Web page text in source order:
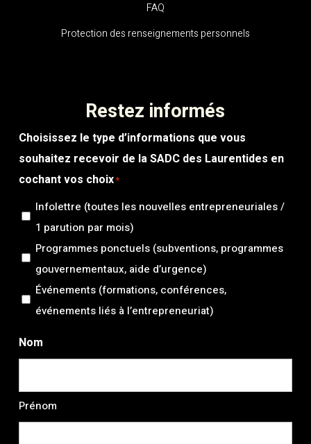
FAQ
Protection des renseignements personnels
Restez informés
Choisissez le type d’informations que vous
souhaitez recevoir de la SADC des Laurentides en
cochant vos choix*
Infolettre (toutes les nouvelles entrepreneuriales /
1 parution par mois)
Programmes ponctuels (subventions, programmes
gouvernementaux, aide d’urgence)
Événements (formations, conférences,
événements liés à l’entrepreneuriat)
Nom
Prénom